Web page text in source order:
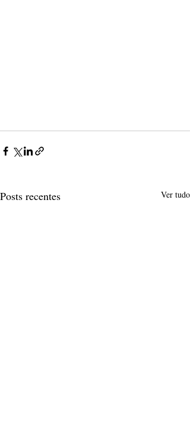
Posts recentes Ver tudo